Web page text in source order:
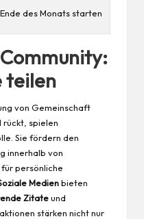
des Monats starten
teilen
von Gemeinschaft
rückt, spielen
Sie fördern den
innerhalb von
persönliche
Medienbieten
Zitateund
stärken nicht nur